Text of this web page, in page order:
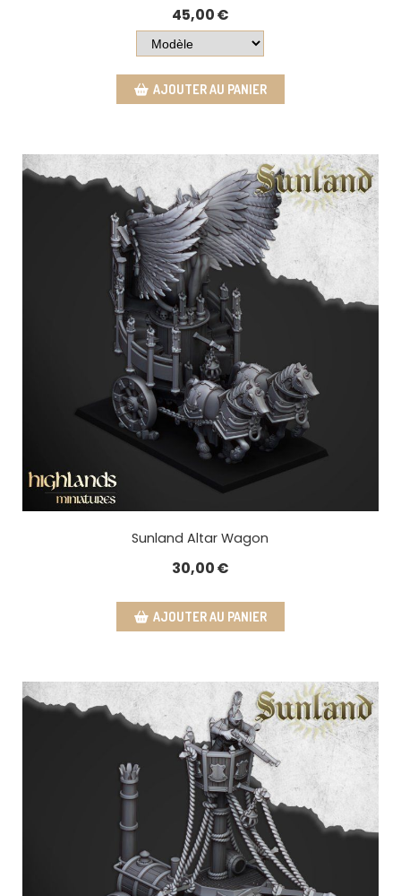
45,00€
AJOUTER AU PANIER
Sunland Altar Wagon
30,00€
AJOUTER AU PANIER